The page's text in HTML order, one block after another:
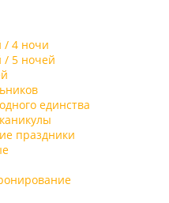
/ 4 ночи
/ 5 ночей
единства
праздники